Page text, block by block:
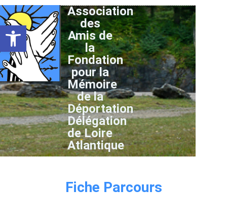
Ouvrir la barre d’outils
Association
des
Amis de
la
Fondation
pour la
Mémoire
de la
Déportation
Délégation
de Loire
Atlantique
Fiche Parcours